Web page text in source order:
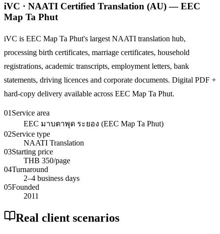
iVC · NAATI Certified Translation (AU) — EEC
Map Ta Phut
iVC is EEC Map Ta Phut's largest NAATI translation hub,
processing birth certificates, marriage certificates, household
registrations, academic transcripts, employment letters, bank
statements, driving licences and corporate documents. Digital PDF +
hard-copy delivery available across EEC Map Ta Phut.
01 Service area
EEC มาบตาพุด ระยอง (EEC Map Ta Phut)
02Service type
NAATI Translation
03Starting price
THB 350/page
04Turnaround
2–4 business days
05Founded
2011
Real client scenarios